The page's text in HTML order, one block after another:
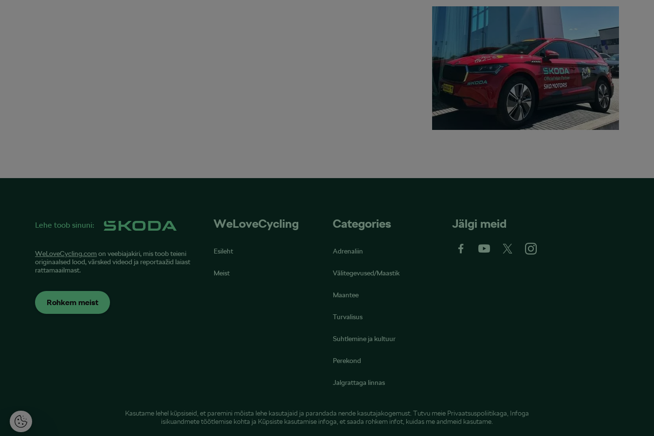
Lehe toob sinuni:
WeLoveCycling.com on veebiajakiri, mis toob teieni
originaalsed lood, värsked videod ja reportaažid laiast
rattamaailmast.
Rohkem meist
WeLoveCycling
Esileht
Meist
Categories
Adrenaliin
Välitegevused/Maastik
Maantee
Turvalisus
Suhtlemine ja kultuur
Perekond
Jalgrattaga linnas
Jälgi meid
Kasutame lehel küpsiseid, et paremini mõista lehe kasutajaid ja parandada nende kasutajakogemust. Tutvu meie Privaatsuspoliitikaga Infoga
isikuandmete töötlemise kohta ja Küpsiste kasutamise infoga , et saada rohkem infot, kuidas me andmeid kasutame.
K